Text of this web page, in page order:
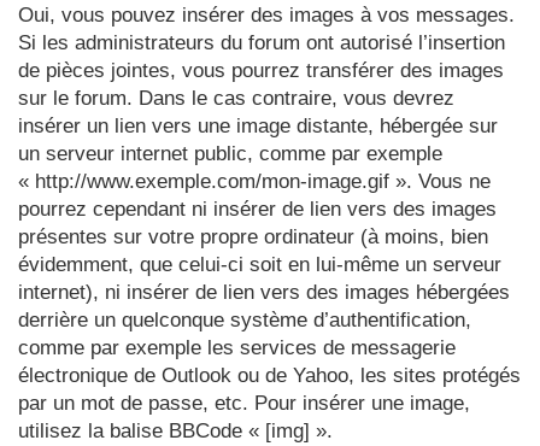
Oui, vous pouvez insérer des images à vos messages.
Si les administrateurs du forum ont autorisé l’insertion
de pièces jointes, vous pourrez transférer des images
sur le forum. Dans le cas contraire, vous devrez
insérer un lien vers une image distante, hébergée sur
un serveur internet public, comme par exemple
« http://www.exemple.com/mon-image.gif ». Vous ne
pourrez cependant ni insérer de lien vers des images
présentes sur votre propre ordinateur (à moins, bien
évidemment, que celui-ci soit en lui-même un serveur
internet), ni insérer de lien vers des images hébergées
derrière un quelconque système d’authentification,
comme par exemple les services de messagerie
électronique de Outlook ou de Yahoo, les sites protégés
par un mot de passe, etc. Pour insérer une image,
utilisez la balise BBCode « [img] ».